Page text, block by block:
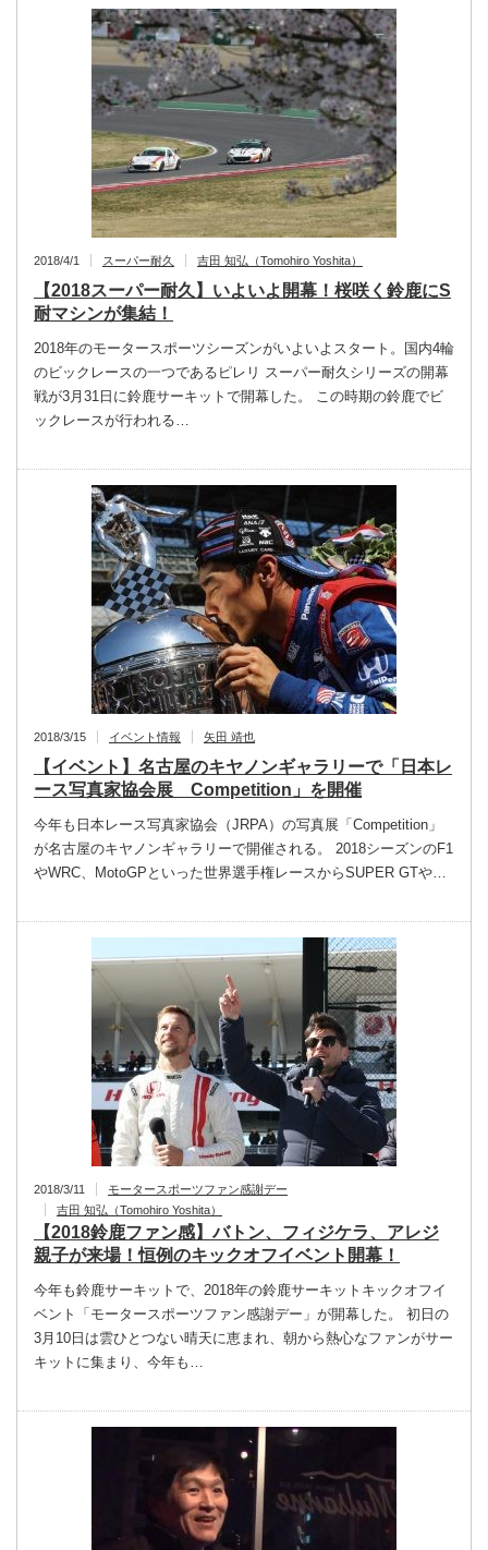
2018/4/1 スーパー耐久 吉田 知弘（Tomohiro Yoshita）
【2018スーパー耐久】いよいよ開幕！桜咲く鈴鹿にS
耐マシンが集結！
2018年のモータースポーツシーズンがいよいよスタート。国内4輪
のビックレースの一つであるピレリ スーパー耐久シリーズの開幕
戦が3月31日に鈴鹿サーキットで開幕した。 この時期の鈴鹿でビ
ックレースが行われる…
2018/3/15 イベント情報 矢田 靖也
【イベント】名古屋のキヤノンギャラリーで「日本レ
ース写真家協会展 Competition」を開催
今年も日本レース写真家協会（JRPA）の写真展「Competition」
が名古屋のキヤノンギャラリーで開催される。 2018シーズンのF1
やWRC、MotoGPといった世界選手権レースからSUPER GTや…
2018/3/11
モータースポーツファン感謝デー
吉田 知弘（Tomohiro Yoshita）
【2018鈴鹿ファン感】バトン、フィジケラ、アレジ
親子が来場！恒例のキックオフイベント開幕！
今年も鈴鹿サーキットで、2018年の鈴鹿サーキットキックオフイ
ベント「モータースポーツファン感謝デー」が開幕した。 初日の
3月10日は雲ひとつない晴天に恵まれ、朝から熱心なファンがサー
キットに集まり、今年も…